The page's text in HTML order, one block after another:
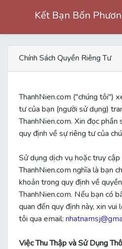
Kết Bạn Bốn
Chính Sách Quyền Riêng Tư
ThanhNien.com ("chúng tôi")
tư của bạn (người sử dụng)
ThanhNien.com. Xin đọc phần
quy định về sự riêng tư của
Sử dụng dịch vụ hoặc truy
ThanhNien.com nghĩa là bạn
khoản trong quy định về
ThanhNien.com. Nếu bạn có
quan đến quy định này, xin vui
tôi qua email:
Việc Thu Thập và Sử Dụng